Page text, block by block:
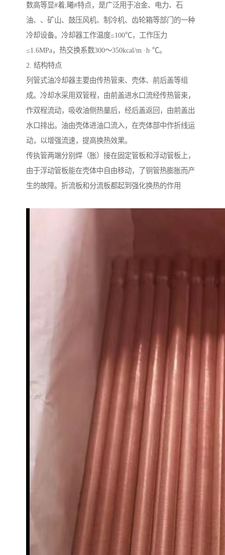
数高等显#着,曦#特点，是广泛用于冶金、电力、石
油、、矿山、鼓压风机、制冷机、齿轮箱等部门的一种
冷却设备。冷却器工作温度≤100℃，工作压力
≤1.6MPa，热交换系数300～350kcal/m ·h·℃。
2. 结构特点
列管式油冷却器主要由传热管束、壳体、前后盖等组
成。冷却水采用双管程，由前盖进水口流经传热管束，
作双程流动，吸收油侧热量后，经后盖返回，由前盖出
水口排出。油由壳体进油口流入，在壳体部中作折线运
动，以增强流速，提高换热效果。
传执管两端分别焊（胀）接在固定管板和浮动管板上，
由于浮动管板能在壳体中自由移动，了铜管热膨胀而产
生的故障。折流板和分流板都起到强化换热的作用